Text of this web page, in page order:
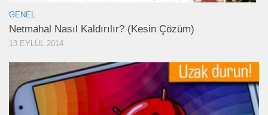
GENEL
Netmahal Nasıl Kaldırılır? (Kesin Çözüm)
13 EYLÜL 2014